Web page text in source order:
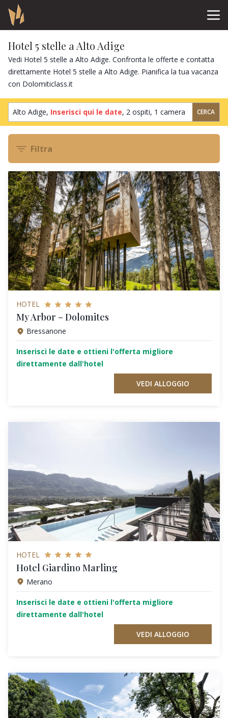
Hotel 5 stelle a Alto Adige
Vedi Hotel 5 stelle a Alto Adige. Confronta le offerte e contatta
direttamente Hotel 5 stelle a Alto Adige. Pianifica la tua vacanza
con Dolomiticlass.it
Alto Adige, Inserisci qui le date, 2 ospiti, 1 camera CERCA
Filtra
HOTEL
My Arbor – Dolomites
Bressanone
Inserisci le date e ottieni l'offerta migliore
direttamente dall'hotel
VEDI ALLOGGIO
HOTEL
Hotel Giardino Marling
Merano
Inserisci le date e ottieni l'offerta migliore
direttamente dall'hotel
VEDI ALLOGGIO